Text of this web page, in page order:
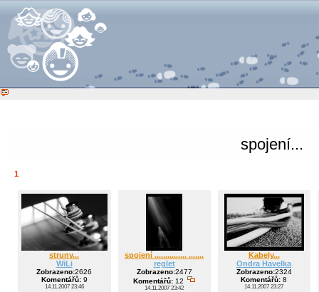
spojení...
1
struny...
WiLi
Zobrazeno:2626
Komentářů:9
14.11.2007 23:46
spojení ............... .......
reglet
Zobrazeno:2477
Komentářů:12
14.11.2007 23:42
Kabely...
Ondra Havelka
Zobrazeno:2324
Komentářů: 8
14.11.2007 23:27